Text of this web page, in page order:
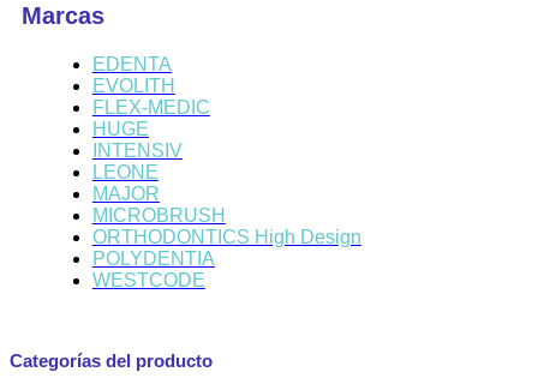
Marcas
EDENTA
EVOLITH
FLEX-MEDIC
HUGE
INTENSIV
LEONE
MAJOR
MICROBRUSH
ORTHODONTICS High Design
POLYDENTIA
WESTCODE
Categorías del producto